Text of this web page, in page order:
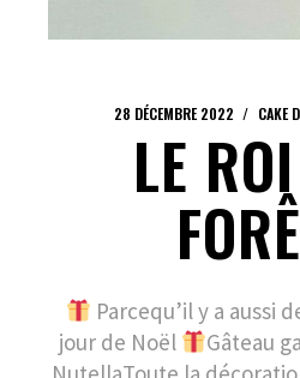
28 DÉCEMBRE 2022 CAKE
LE
Parcequ’il y a aussi
jour de Noël
Gâteau